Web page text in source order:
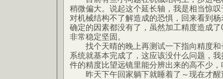
稍微偏大。说起这个延长轴，我是相当惊
对机械结构不了解造成的恐惧，回来看到
确定的因素都没有了，虽然加工精度造成
非常稳定坚固。
找个天晴的晚上再测试一下指向精度和
系统就基本完成了，这应该没什么问题，
件的精度比望远镜里能分辨出来的高不少
昨天下午回家躺下就睡着了～现在才醒